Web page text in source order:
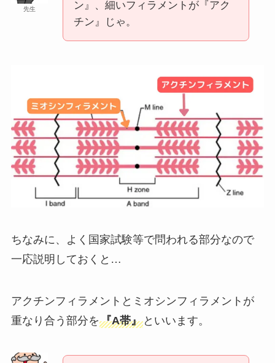
先生
ン』、細いフィラメントが『アク
チン』じゃ。
ちなみに、よく国家試験等で問われる部分なので
一応説明しておくと…
アクチンフィラメントとミオシンフィラメントが
重なり合う部分を『A帯』といいます。